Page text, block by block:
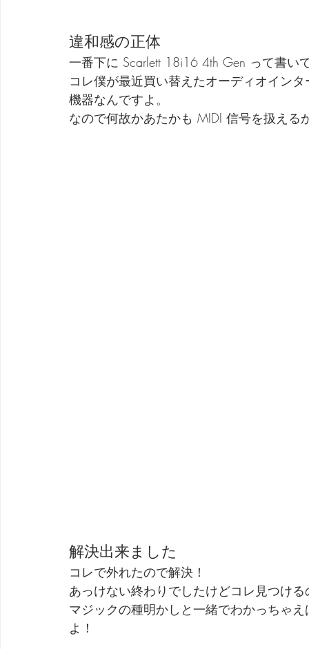
違和感の正体
一番下に Scarlett 18i16 4th Gen って書い
コレ僕が最近買い替えたオーディオイン
機器なんですよ。
なので何故かあたかも MIDI 信号を扱え
解決出来ました
コレで外れたので解決！
あっけない終わりでしたけどコレ見つけ
マジックの種明かしと一緒でわかっちゃ
よ！